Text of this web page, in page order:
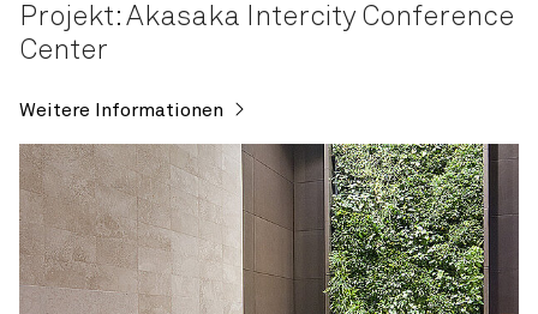
Projekt: Akasaka Intercity Conference
Center
Weitere Informationen